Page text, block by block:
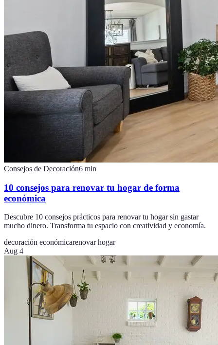
Consejos de Decoración6 min
10 consejos para renovar tu hogar de forma
económica
Descubre 10 consejos prácticos para renovar tu hogar sin gastar
mucho dinero. Transforma tu espacio con creatividad y economía.
decoración económicarenovar hogar
Aug 4